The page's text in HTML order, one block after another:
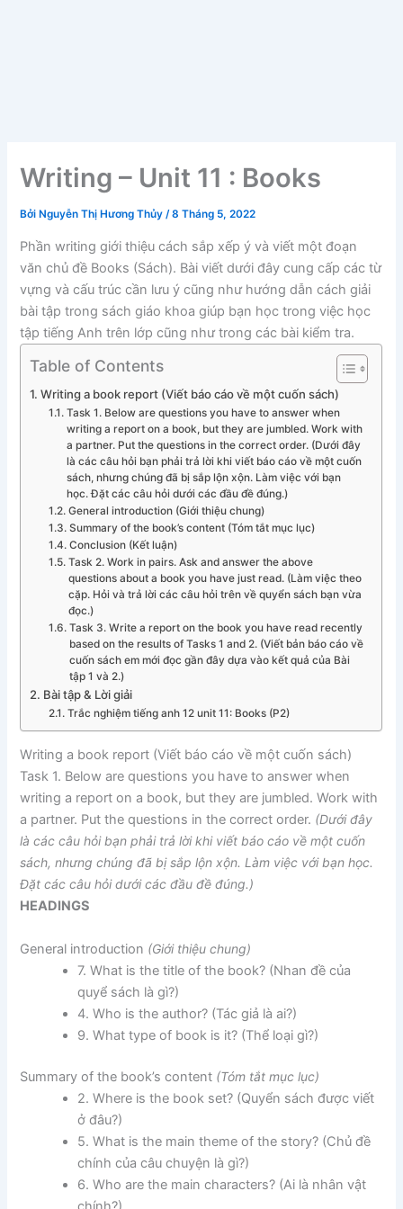
Writing – Unit 11 : Books
Bởi Nguyễn Thị Hương Thủy/8 Tháng 5, 2022
Phần writing giới thiệu cách sắp xếp ý và viết một đoạn
văn chủ đề Books (Sách). Bài viết dưới đây cung cấp các từ
vựng và cấu trúc cần lưu ý cũng như hướng dẫn cách giải
bài tập trong sách giáo khoa giúp bạn học trong việc học
tập tiếng Anh trên lớp cũng như trong các bài kiểm tra.
Table of Contents
Writing a book report (Viết báo cáo về một cuốn sách)
Task 1. Below are questions you have to answer when
writing a report on a book, but they are jumbled. Work with
a partner. Put the questions in the correct order. (Dưới đây
là các câu hỏi bạn phải trả lời khi viết báo cáo về một cuốn
sách, nhưng chúng đã bị sắp lộn xộn. Làm việc với bạn
học. Đặt các câu hỏi dưới các đầu đề đúng.)
General introduction (Giới thiệu chung)
Summary of the book’s content (Tóm tắt mục lục)
Conclusion (Kết luận)
Task 2. Work in pairs. Ask and answer the above
questions about a book you have just read. (Làm việc theo
cặp. Hỏi và trả lời các câu hỏi trên về quyển sách bạn vừa
đọc.)
Task 3. Write a report on the book you have read recently
based on the results of Tasks 1 and 2. (Viết bản báo cáo về
cuốn sách em mới đọc gần đây dựa vào kết quả của Bài
tập 1 và 2.)
Bài tập & Lời giải
Trắc nghiệm tiếng anh 12 unit 11: Books (P2)
Writing a book report (Viết báo cáo về một cuốn sách)
Task 1. Below are questions you have to answer when
writing a report on a book, but they are jumbled. Work with
a partner. Put the questions in the correct order. (Dưới đây
là các câu hỏi bạn phải trả lời khi viết báo cáo về một cuốn
sách, nhưng chúng đã bị sắp lộn xộn. Làm việc với bạn học.
Đặt các câu hỏi dưới các đầu đề đúng.)
HEADINGS
General introduction (Giới thiệu chung)
7. What is the title of the book? (Nhan đề của
quyể sách là gì?)
4. Who is the author? (Tác giả là ai?)
9. What type of book is it? (Thể loại gì?)
Summary of the book’s content (Tóm tắt mục lục)
2. Where is the book set? (Quyển sách được viết
ở đâu?)
5. What is the main theme of the story? (Chủ đề
chính của câu chuyện là gì?)
6. Who are the main characters? (Ai là nhân vật